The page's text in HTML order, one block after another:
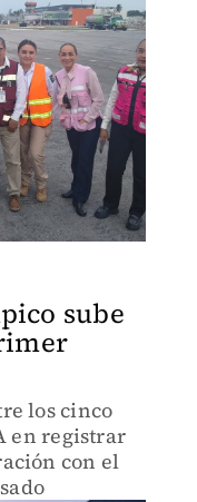
sube
los cinco
en registrar
con el